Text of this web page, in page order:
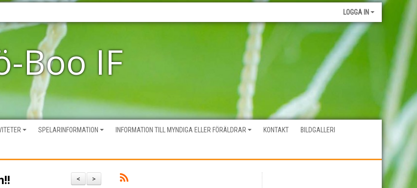
LOGGA IN
Boo IF
SPELARINFORMATION INFORMATION TILL MYNDIGA ELLER FÖRÄLDRAR KONTAKT BILDGALLERI
>
<